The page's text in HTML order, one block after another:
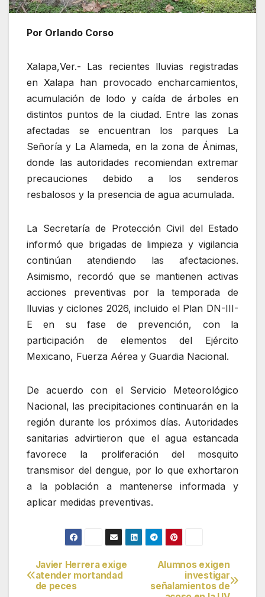
Por Orlando Corso
Xalapa,Ver.- Las recientes lluvias registradas
en Xalapa han provocado encharcamientos,
acumulación de lodo y caída de árboles en
distintos puntos de la ciudad. Entre las zonas
afectadas se encuentran los parques La
Señoría y La Alameda, en la zona de Ánimas,
donde las autoridades recomiendan extremar
precauciones debido a los senderos
resbalosos y la presencia de agua acumulada.
La Secretaría de Protección Civil del Estado
informó que brigadas de limpieza y vigilancia
continúan atendiendo las afectaciones.
Asimismo, recordó que se mantienen activas
acciones preventivas por la temporada de
lluvias y ciclones 2026, incluido el Plan DN-III-
E en su fase de prevención, con la
participación de elementos del Ejército
Mexicano, Fuerza Aérea y Guardia Nacional.
De acuerdo con el Servicio Meteorológico
Nacional, las precipitaciones continuarán en la
región durante los próximos días. Autoridades
sanitarias advirtieron que el agua estancada
favorece la proliferación del mosquito
transmisor del dengue, por lo que exhortaron
a la población a mantenerse informada y
aplicar medidas preventivas.
Navegación
Alumnos exigen
investigar
señalamientos de
Javier Herrera exige
atender mortandad
de peces